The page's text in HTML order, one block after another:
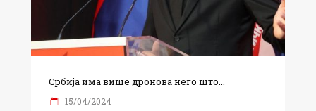
Србија има више дронова него што...
15/04/2024